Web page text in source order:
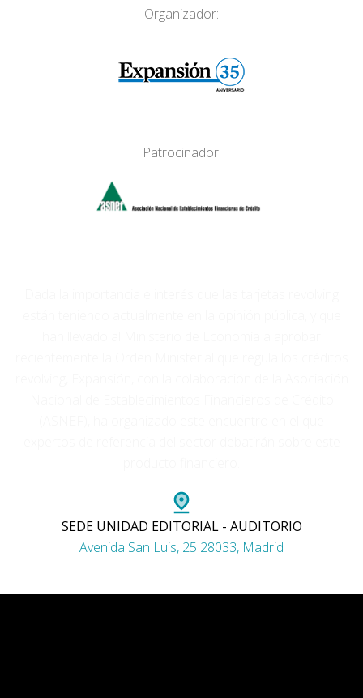
Organizador:
Patrocinador:
SEDE UNIDAD EDITORIAL - AUDITORIO
Avenida San Luis, 25 28033, Madrid